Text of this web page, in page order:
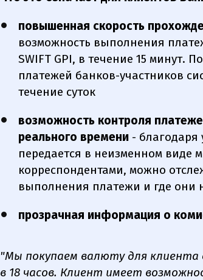
повышенная скорость
возможность выполнения
SWIFT GPI, в течение 15 минут.
платежей банков-участников
течение суток
возможность контроля
реального времени - благодаря
передается в неизменном виде
корреспондентами, можно
выполнения платежи и где они
прозрачная информация о
"Мы покупаем валюту для клиента
в 18 часов. Клиент имеет